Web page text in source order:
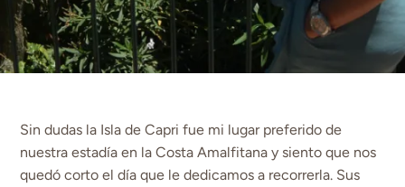
Sin dudas la Isla de Capri fue mi lugar preferido de
nuestra estadía en la Costa Amalfitana y siento que nos
quedó corto el día que le dedicamos a recorrerla. Sus